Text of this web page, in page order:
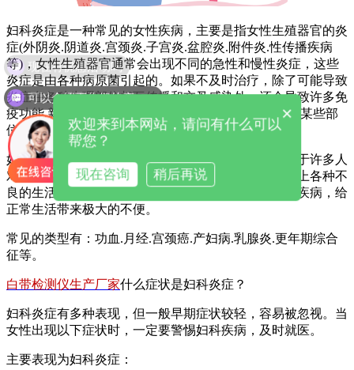
妇科炎症是一种常见的女性疾病，主要是指女性生殖器官的炎
症(外阴炎.阴道炎.宫颈炎.子宫炎.盆腔炎.附件炎.性传播疾病
等)，女性生殖器官通常会出现不同的急性和慢性炎症，这些
炎症是由各种病原菌引起的。如果不及时治疗，除了可能导致
炎症在各种生理部位相互传播和交叉感染外，还会导致许多免
疫功能.新陈代谢和内分泌系统的不良影响，甚至导致某些部
位的恶性病变。
妇科疾病是女性常见的疾病。常见的疾病。然而，由于许多人
对妇科疾病缺乏应有的了解，缺乏身体卫生保健，加上各种不
良的生活习惯，使身体健康状况恶化，导致一些妇女疾病，给
正常生活带来极大的不便。
常见的类型有：功血.月经.宫颈癌.产妇病.乳腺炎.更年期综合
征等。
白带检测仪生产厂家什么症状是妇科炎症？
妇科炎症有多种表现，但一般早期症状较轻，容易被忽视。当
女性出现以下症状时，一定要警惕妇科疾病，及时就医。
主要表现为妇科炎症：
可以介绍下你们的产品么
现在有优惠活动吗
×
欢迎来到本网站，请问有什么可以
帮您？
现在咨询 稍后再说